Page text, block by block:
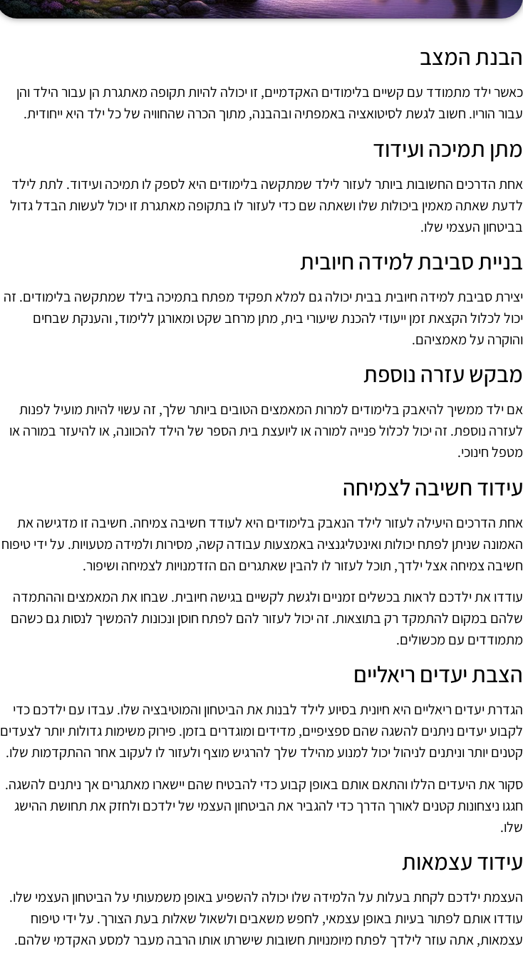
הבנת המצב
כאשר ילד מתמודד עם קשיים בלימודים האקדמיים, זו יכולה להיות תקופה מאתגרת הן עבור הילד והן
עבור הוריו. חשוב לגשת לסיטואציה באמפתיה ובהבנה, מתוך הכרה שהחוויה של כל ילד היא ייחודית.
מתן תמיכה ועידוד
אחת הדרכים החשובות ביותר לעזור לילד שמתקשה בלימודים היא לספק לו תמיכה ועידוד. לתת לילד
לדעת שאתה מאמין ביכולות שלו ושאתה שם כדי לעזור לו בתקופה מאתגרת זו יכול לעשות הבדל גדול
בביטחון העצמי שלו.
בניית סביבת למידה חיובית
יצירת סביבת למידה חיובית בבית יכולה גם למלא תפקיד מפתח בתמיכה בילד שמתקשה בלימודים. זה
יכול לכלול הקצאת זמן ייעודי להכנת שיעורי בית, מתן מרחב שקט ומאורגן ללימוד, והענקת שבחים
והוקרה על מאמציהם.
מבקש עזרה נוספת
אם ילד ממשיך להיאבק בלימודים למרות המאמצים הטובים ביותר שלך, זה עשוי להיות מועיל לפנות
לעזרה נוספת. זה יכול לכלול פנייה למורה או ליועצת בית הספר של הילד להכוונה, או להיעזר במורה או
מטפל חינוכי.
עידוד חשיבה לצמיחה
אחת הדרכים היעילה לעזור לילד הנאבק בלימודים היא לעודד חשיבה צמיחה. חשיבה זו מדגישה את
האמונה שניתן לפתח יכולות ואינטליגנציה באמצעות עבודה קשה, מסירות ולמידה מטעויות. על ידי טיפוח
חשיבה צמיחה אצל ילדך, תוכל לעזור לו להבין שאתגרים הם הזדמנויות לצמיחה ושיפור.
עודדו את ילדכם לראות בכשלים זמניים ולגשת לקשיים בגישה חיובית. שבחו את המאמצים וההתמדה
שלהם במקום להתמקד רק בתוצאות. זה יכול לעזור להם לפתח חוסן ונכונות להמשיך לנסות גם כשהם
מתמודדים עם מכשולים.
הצבת יעדים ריאליים
הגדרת יעדים ריאליים היא חיונית בסיוע לילד לבנות את הביטחון והמוטיבציה שלו. עבדו עם ילדכם כדי
לקבוע יעדים ניתנים להשגה שהם ספציפיים, מדידים ומוגדרים בזמן. פירוק משימות גדולות יותר לצעדים
קטנים יותר וניתנים לניהול יכול למנוע מהילד שלך להרגיש מוצף ולעזור לו לעקוב אחר ההתקדמות שלו.
סקור את היעדים הללו והתאם אותם באופן קבוע כדי להבטיח שהם יישארו מאתגרים אך ניתנים להשגה.
חגגו ניצחונות קטנים לאורך הדרך כדי להגביר את הביטחון העצמי של ילדכם ולחזק את תחושת ההישג
שלו.
עידוד עצמאות
העצמת ילדכם לקחת בעלות על הלמידה שלו יכולה להשפיע באופן משמעותי על הביטחון העצמי שלו.
עודדו אותם לפתור בעיות באופן עצמאי, לחפש משאבים ולשאול שאלות בעת הצורך. על ידי טיפוח
עצמאות, אתה עוזר לילדך לפתח מיומנויות חשובות שישרתו אותו הרבה מעבר למסע האקדמי שלהם.